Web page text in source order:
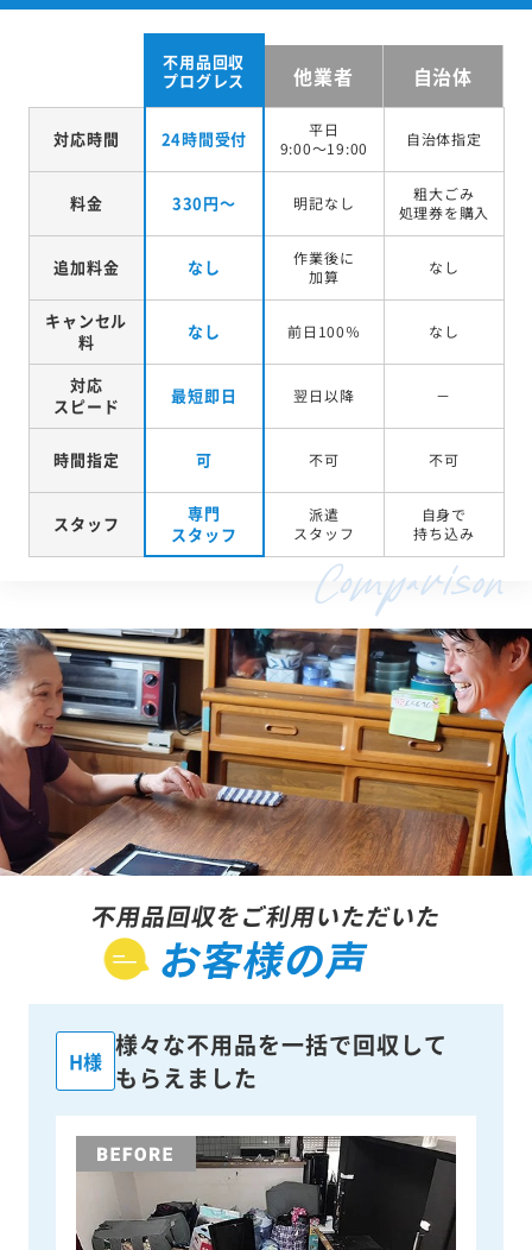
不用品回収
プログレス
他業者 自治体
対応時間 24時間受付
平日
9:00～19:00
自治体指定
料金 330円～ 明記なし
粗大ごみ
処理券を購入
追加料金 なし
作業後に
加算
なし
キャンセル
料
なし 前日100％ なし
対応
スピード
最短即日 翌日以降 －
時間指定 可 不可 不可
スタッフ
専門
スタッフ
派遣
スタッフ
自身で
持ち込み
不用品回収をご利用いただいた
お客様の声
H様
様々な不用品を一括で回収して
もらえました